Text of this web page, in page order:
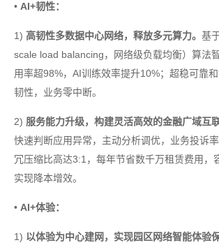
• AI+韧性：
1) 高韧性多数据中心网络，释放多元算力。 基
scale load balancing，网络级负载均衡）算法
用率超98%，AI训练效率提升10%；超稳可靠
韧性，业务零中断。
2) 服务能力升级，构建灵活高效的金融广域互联
快速判断应用异常，主动分析调优，业务投诉
冗压缩比高达3:1，每年节省数千万租赁费用，
实现降本增效。
• AI+体验：
1) 以体验为中心建网，实现园区网络智能体验保